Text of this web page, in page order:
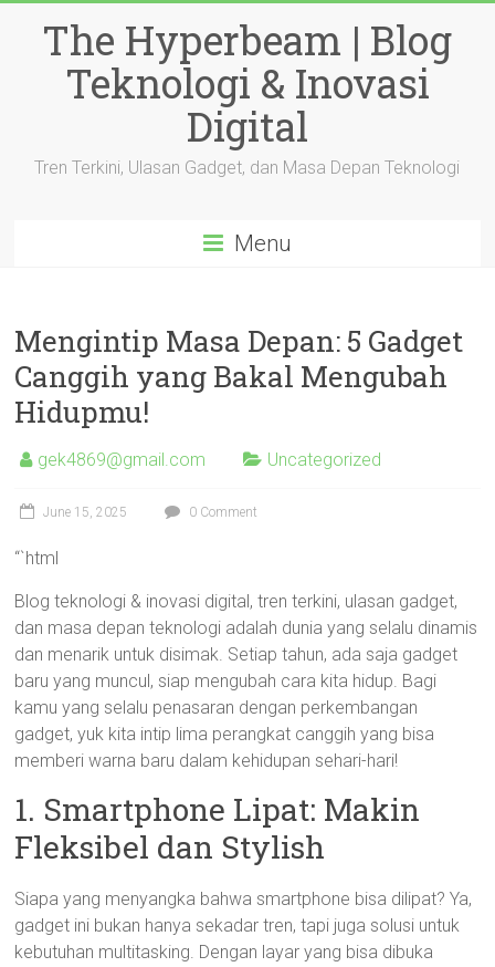
contentThe Hyperbeam | Blog
Teknologi & Inovasi
Digital
Tren Terkini, Ulasan Gadget, dan Masa Depan Teknologi
Menu
Mengintip Masa Depan: 5 Gadget
Canggih yang Bakal Mengubah
Hidupmu!
gek4869@gmail.com Uncategorized
June 15, 2025 0 Comment
“`html
Blog teknologi & inovasi digital, tren terkini, ulasan gadget,
dan masa depan teknologi adalah dunia yang selalu dinamis
dan menarik untuk disimak. Setiap tahun, ada saja gadget
baru yang muncul, siap mengubah cara kita hidup. Bagi
kamu yang selalu penasaran dengan perkembangan
gadget, yuk kita intip lima perangkat canggih yang bisa
memberi warna baru dalam kehidupan sehari-hari!
1. Smartphone Lipat: Makin
Fleksibel dan Stylish
Siapa yang menyangka bahwa smartphone bisa dilipat? Ya,
gadget ini bukan hanya sekadar tren, tapi juga solusi untuk
kebutuhan multitasking. Dengan layar yang bisa dibuka